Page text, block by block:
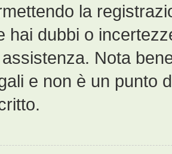
la
hai dubbi o
Nota
e non è un punto